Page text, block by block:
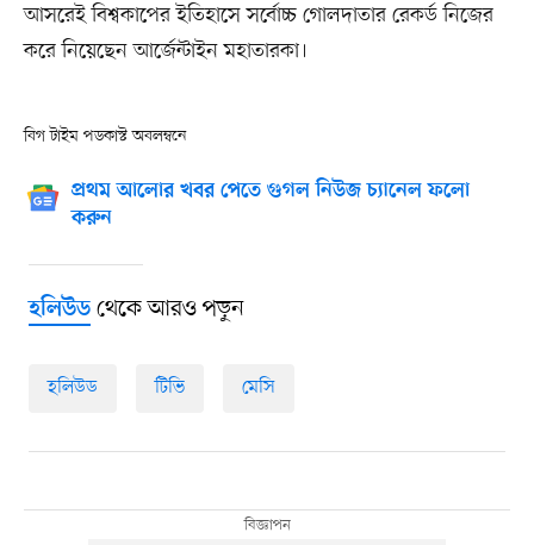
আসরেই বিশ্বকাপের ইতিহাসে সর্বোচ্চ গোলদাতার রেকর্ড নিজের
করে নিয়েছেন আর্জেন্টাইন মহাতারকা।
বিগ টাইম পডকাস্ট অবলম্বনে
প্রথম আলোর খবর পেতে গুগল নিউজ চ্যানেল ফলো
করুন
হলিউডথেকে আরও পড়ুন
হলিউড টিভি মেসি